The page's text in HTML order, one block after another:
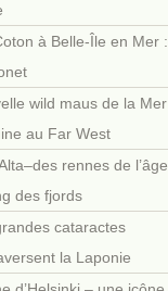
à Belle-Île en Mer :
wild maus de la Mer
au Far West
rennes de l’âge
des fjords
cataractes
la Laponie